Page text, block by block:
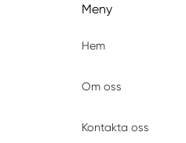
Meny
Hem
Om oss
Kontakta oss